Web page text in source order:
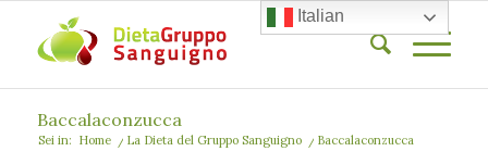
Baccalaconzucca
Sei in: Home / La Dieta del Gruppo Sanguigno / Baccalaconzucca
Italian